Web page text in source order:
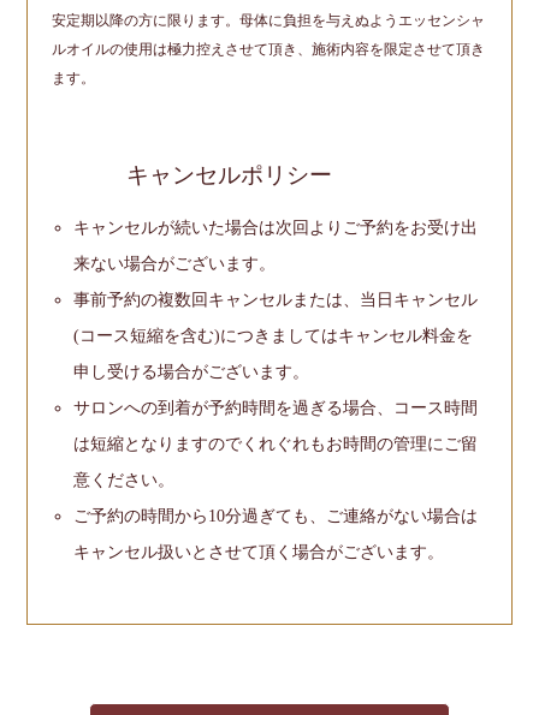
安定期以降の方に限ります。母体に負担を与えぬようエッセンシャ
ルオイルの使用は極力控えさせて頂き、施術内容を限定させて頂き
ます。
キャンセルポリシー
キャンセルが続いた場合は次回よりご予約をお受け出
来ない場合がございます。
事前予約の複数回キャンセルまたは、当日キャンセル
(コース短縮を含む)につきましてはキャンセル料金を
申し受ける場合がございます。
サロンへの到着が予約時間を過ぎる場合、コース時間
は短縮となりますのでくれぐれもお時間の管理にご留
意ください。
ご予約の時間から10分過ぎても、ご連絡がない場合は
キャンセル扱いとさせて頂く場合がございます。